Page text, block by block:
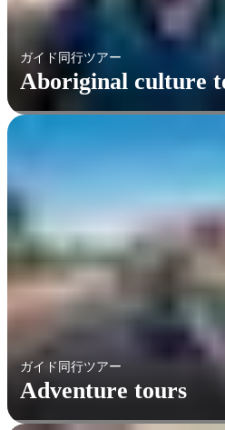
ガイド同行ツアー
Aboriginal culture
ガイド同行ツアー
Adventure tours